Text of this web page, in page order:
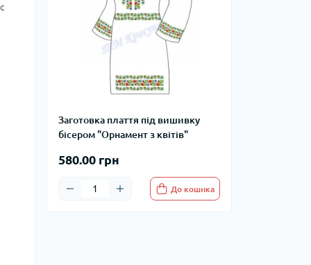
Заготовка плаття під вишивку
бісером "Орнамент з квітів"
580.00 грн
До кошика